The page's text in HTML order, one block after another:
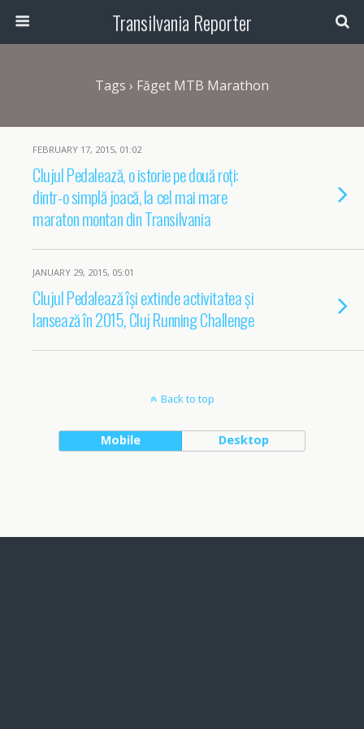
Transilvania Reporter
Tags › Făget MTB Marathon
FEBRUARY 17, 2015, 01:02
Clujul Pedalează, o istorie pe două roți:
dintr-o simplă joacă, la cel mai mare
maraton montan din Transilvania
JANUARY 29, 2015, 05:01
Clujul Pedalează își extinde activitatea și
lansează în 2015, Cluj Running Challenge
Back to top
Mobile Desktop